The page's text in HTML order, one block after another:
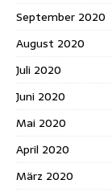
September 2020
August 2020
Juli 2020
Juni 2020
Mai 2020
April 2020
März 2020